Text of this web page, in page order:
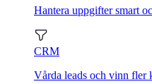
Hantera uppgifter smart
CRM
Vårda leads och vinn fler